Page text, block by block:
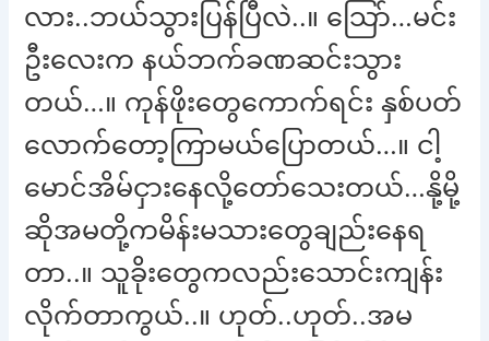
လား..ဘယ်သွားပြန်ပြီလဲ..။ သြော်…မင်း
ဦးလေးက နယ်ဘက်ခဏဆင်းသွား
တယ်…။ ကုန်ဖိုးတွေကောက်ရင်း နှစ်ပတ်
လောက်တော့ကြာမယ်ပြောတယ်…။ ငါ့
မောင်အိမ်ငှားနေလို့တော်သေးတယ်…နို့မို့
ဆိုအမတို့ကမိန်းမသားတွေချည်းနေရ
တာ..။ သူခိုးတွေကလည်းသောင်းကျန်း
လိုက်တာကွယ်..။ ဟုတ်..ဟုတ်..အမ